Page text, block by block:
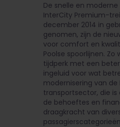
De snelle en moderne
InterCity Premium-
december 2014 in
genomen, zijn de
voor comfort en
Poolse spoorlijnen.
tijdperk met een
ingeluid voor wat
modernisering van de
transportsector, die
de behoeftes en
draagkracht van